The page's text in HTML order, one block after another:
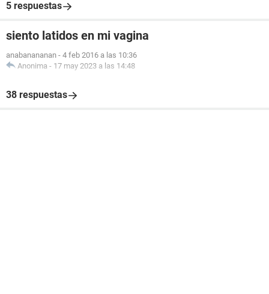
5 respuestas
siento latidos en mi vagina
anabanananan - 4 feb 2016 a las 10:36
Anonima - 17 may 2023 a las 14:48
38 respuestas